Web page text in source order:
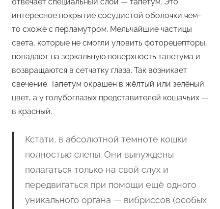
интересное покрытие сосудистой оболочки чем-
то схоже с перламутром. Мельчайшие частицы
света, которые не смогли уловить фоторецепторы,
попадают на зеркальную поверхность тапетума и
возвращаются в сетчатку глаза. Так возникает
свечение. Тапетум окрашен в жёлтый или зелёный
цвет, а у голубоглазых представителей кошачьих —
в красный.
Кстати, в абсолютной темноте кошки
полностью слепы. Они вынуждены
полагаться только на свой слух и
передвигаться при помощи ещё одного
уникального органа — вибриссов (особых